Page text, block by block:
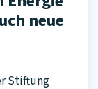
neue
Stiftung